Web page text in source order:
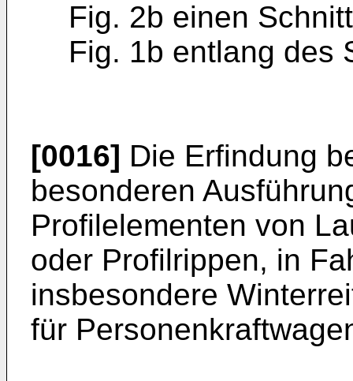
Fig. 2b einen
Fig. 1b entlang des
[0016] Die Erfindung
besonderen
Profilelementen von
oder Profilrippen, in
insbesondere
für